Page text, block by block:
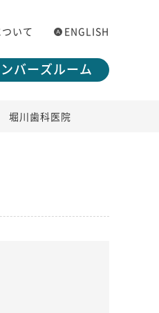
いて ENGLISH
バーズルーム
堀川歯科医院